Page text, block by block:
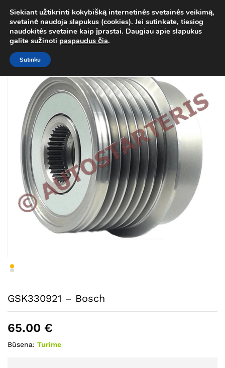
Atgal įKategorija
0
GSK330921 – Bosch
65.00 €
Būsena: Turime
Siekiant užtikrinti kokybišką internetinės svetainės veikimą,
svetainė naudoja slapukus (cookies). Jei sutinkate, tiesiog
naudokitės svetaine kaip įprastai. Daugiau apie slapukus
galite sužinoti paspaudus čia.
Sutinku